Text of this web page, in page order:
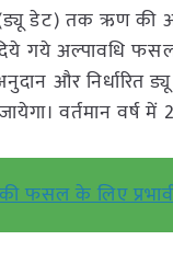
(ड्यू डेट) तक ऋण
गये अल्पावधि
अनुदान और
वर्तमान
फसल के लिए